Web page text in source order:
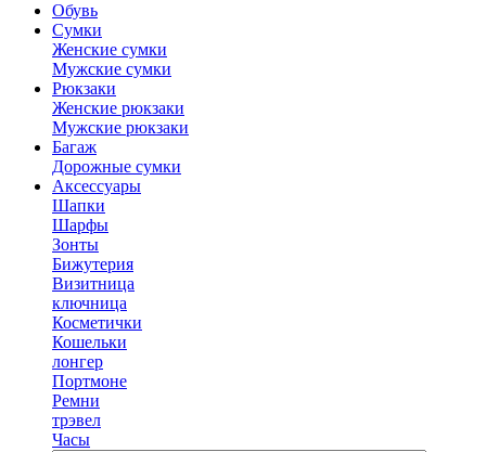
Обувь
Сумки
Женские сумки
Мужские сумки
Рюкзаки
Женские рюкзаки
Мужские рюкзаки
Багаж
Дорожные сумки
Аксессуары
Шапки
Шарфы
Зонты
Бижутерия
Визитница
ключница
Косметички
Кошельки
лонгер
Портмоне
Ремни
трэвел
Часы